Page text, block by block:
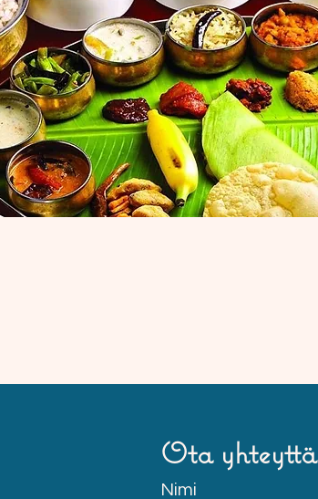
Ota yhteyttä
Nimi